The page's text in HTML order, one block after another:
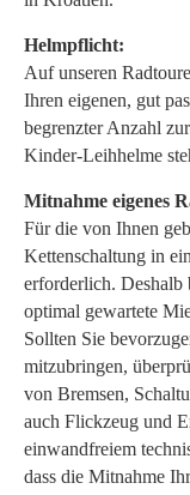
Helmpflicht:
Auf unseren
Ihren eigenen, gut
begrenzter Anzahl
Kinder-Leihhelme
Mitnahme eigenes
Für die von Ihnen
Kettenschaltung in
erforderlich. Deshalb
optimal gewartete
Sollten Sie
mitzubringen,
von Bremsen,
auch Flickzeug und
einwandfreiem
dass die Mitnahme